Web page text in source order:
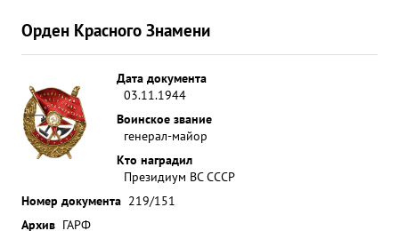
Орден Красного Знамени
Дата документа
03.11.1944
Воинское звание
генерал-майор
Кто наградил
Президиум ВС СССР
Номер документа 219/151
Архив ГАРФ